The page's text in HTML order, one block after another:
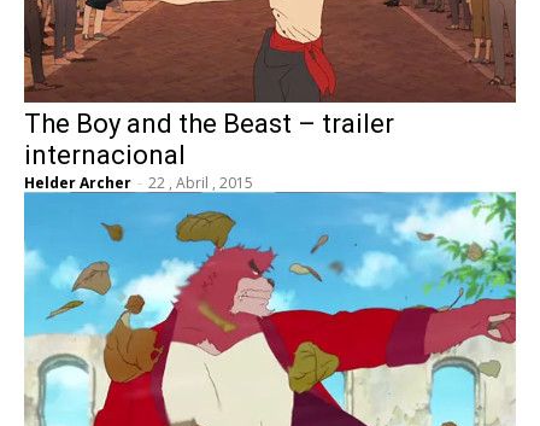
The Boy and the Beast – trailer
internacional
Helder Archer - 22 , Abril , 2015